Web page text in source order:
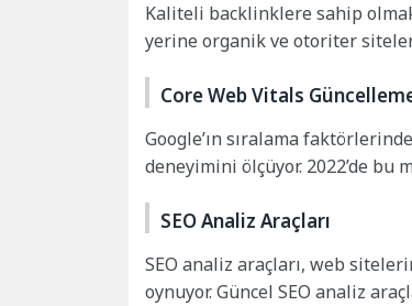
Kaliteli backlinklere sahip
yerine organik ve otoriter
Core Web Vitals
Google’ın sıralama
deneyimini ölçüyor. 2022’de bu
SEO Analiz Araçları
SEO analiz araçları, web
oynuyor. Güncel SEO analiz